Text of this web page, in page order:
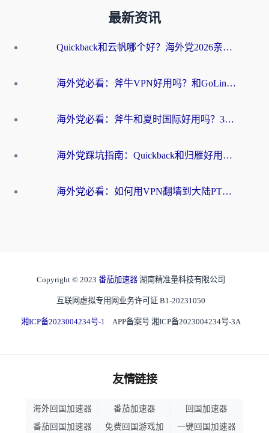
最新资讯
Quickback和云帆哪个好？海外党2026亲测指南：选对加速器大陆工具，无缝刷国内剧玩国服
海外党必看：斧牛VPN好用吗？和GoLinkVPN对比哪个回国效果更好？
海外党必看：斧牛和夏时国际好用吗？3步选对回国加速器，无缝刷国内资源
海外党踩坑指南：Quickback和归雁好用吗？选对加速器才能无缝刷国内资源
海外党必看：如何用VPN翻墙到大陆PTT？一篇解决你所有回国加速痛点
Copyright © 2023 番茄加速器 湖南精准量科技有限公司
互联网虚拟专用网业务许可证 B1-20231050
湘ICP备2023004234号-1 APP备案号 湘ICP备2023004234号-3A
友情链接
海外回国加速器 番茄加速器
回国加速器
番茄回国加速器
免费回国游戏加 一键回国加速器